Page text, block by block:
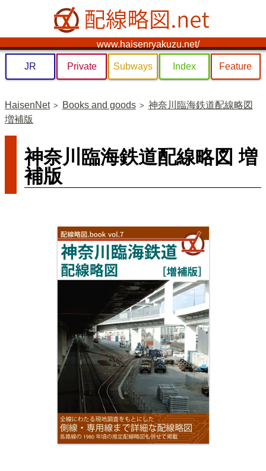
www.haisenryakuzu.net/
JR Private Subways Index Feature
HaisenNet Books and goods
神奈川臨海鉄道配線略図
増補版
神奈川臨海鉄道配線略図 増
補版